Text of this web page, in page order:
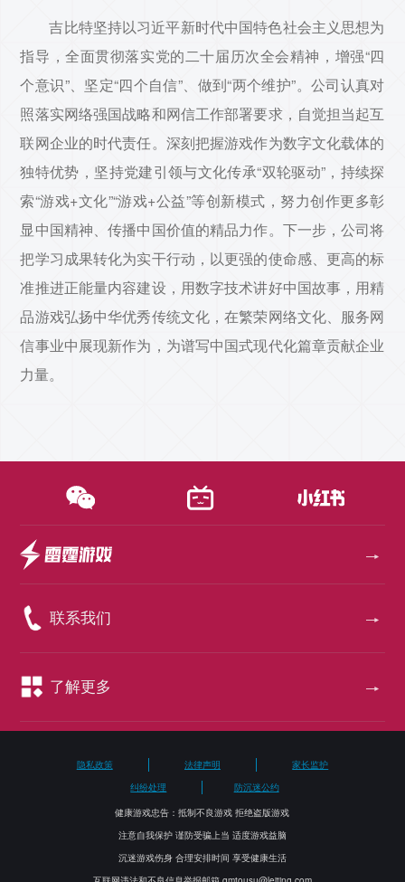
吉比特坚持以习近平新时代中国特色社会主义思想为
指导，全面贯彻落实党的二十届历次全会精神，增强“四
个意识”、坚定“四个自信”、做到“两个维护”。公司认真对
照落实网络强国战略和网信工作部署要求，自觉担当起互
联网企业的时代责任。深刻把握游戏作为数字文化载体的
独特优势，坚持党建引领与文化传承“双轮驱动”，持续探
索“游戏+文化”“游戏+公益”等创新模式，努力创作更多彰
显中国精神、传播中国价值的精品力作。下一步，公司将
把学习成果转化为实干行动，以更强的使命感、更高的标
准推进正能量内容建设，用数字技术讲好中国故事，用精
品游戏弘扬中华优秀传统文化，在繁荣网络文化、服务网
信事业中展现新作为，为谱写中国式现代化篇章贡献企业
力量。
联系我们
了解更多
隐私政策 法律声明
家长监护
纠纷处理
防沉迷公约
健康游戏忠告：抵制不良游戏 拒绝盗版游戏
注意自我保护 谨防受骗上当 适度游戏益脑
沉迷游戏伤身 合理安排时间 享受健康生活